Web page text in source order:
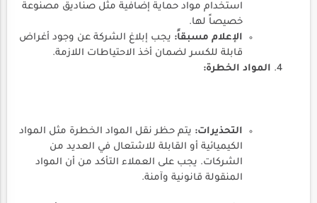
استخدام مواد حماية إضافية مثل صناديق مصنوعة
خصيصاً لها.
الإعلام مسبقاً: يجب إبلاغ الشركة عن وجود أغراض
قابلة للكسر لضمان أخذ الاحتياطات اللازمة.
المواد الخطرة:
التحذيرات: يتم حظر نقل المواد الخطرة مثل المواد
الكيميائية أو القابلة للاشتعال في العديد من
الشركات. يجب على العملاء التأكد من أن المواد
المنقولة قانونية وآمنة.